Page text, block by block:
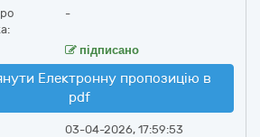
-
підписано
Електронну пропозицію в
pdf
03-04-2026, 17:59:53